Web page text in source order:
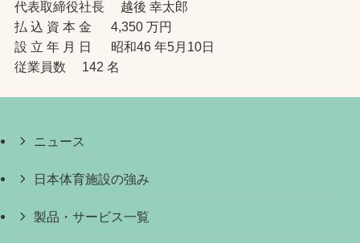
代表取締役社長 越後 幸太郎
払 込 資 本 金 4,350 万円
設 立 年 月 日 昭和46 年5月10日
従業員数 142 名
ニュース
日本体育施設の強み
製品・サービス一覧